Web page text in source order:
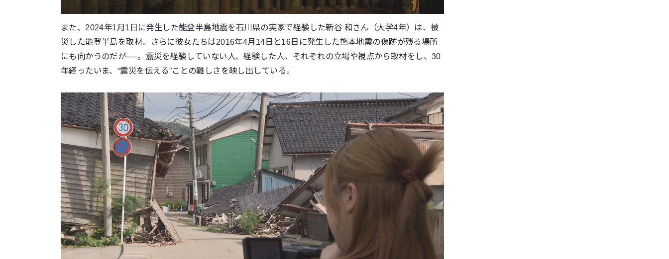
また、2024年1月1日に発生した能登半島地震を石川県の実家で経験した新谷 和さん（大学4年）は、被
災した能登半島を取材。さらに彼女たちは2016年4月14日と16日に発生した熊本地震の傷跡が残る場所
にも向かうのだが──。震災を経験していない人、経験した人、それぞれの立場や視点から取材をし、30
年経ったいま、“震災を伝える”ことの難しさを映し出している。